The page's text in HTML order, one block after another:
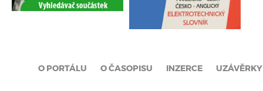
O PORTÁLU O ČASOPISU INZERCE UZÁVĚRKY